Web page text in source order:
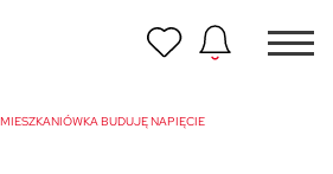
MIESZKANIÓWKA BUDUJĘ NAPIĘCIE
w Poznaniu